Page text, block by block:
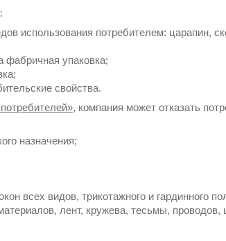
использования потребителем: царапин,
фабричная упаковка;
свойства.
, компания может отказать
назначения;
всех видов, трикотажного и гардинного
лент, кружева, тесьмы,